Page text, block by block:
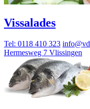
Vissalades
Tel: 0118 410 323
Hermesweg 7 Vlissingen